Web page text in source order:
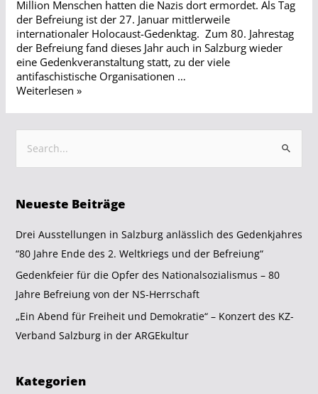
Million Menschen hatten die Nazis dort ermordet. Als Tag
der Befreiung ist der 27. Januar mittlerweile
internationaler Holocaust-Gedenktag. Zum 80. Jahrestag
der Befreiung fand dieses Jahr auch in Salzburg wieder
eine Gedenkveranstaltung statt, zu der viele
antifaschistische Organisationen …
Weiterlesen »
Neueste Beiträge
Drei Ausstellungen in Salzburg anlässlich des Gedenkjahres
“80 Jahre Ende des 2. Weltkriegs und der Befreiung“
Gedenkfeier für die Opfer des Nationalsozialismus – 80
Jahre Befreiung von der NS-Herrschaft
„Ein Abend für Freiheit und Demokratie“ – Konzert des KZ-
Verband Salzburg in der ARGEkultur
Kategorien